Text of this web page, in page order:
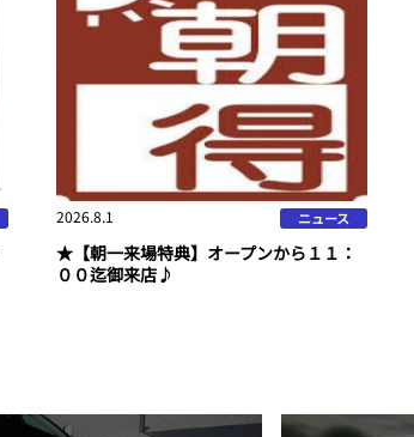
2026.8.1 ニュース
★【朝一来場特典】オープンから１１：
００迄御来店♪